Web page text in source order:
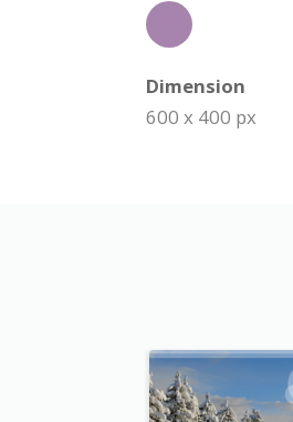
Dimension
600 x 400 px